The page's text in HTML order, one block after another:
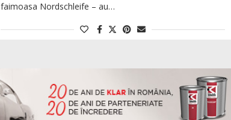
faimoasa Nordschleife – au…